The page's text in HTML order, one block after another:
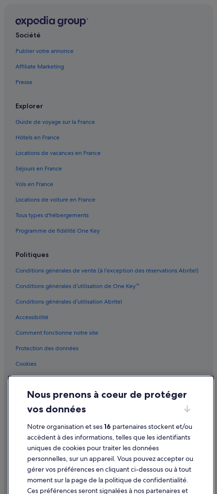
Bonifati : hôtels Hôtels avec parking
Cassano allo Ionio : Palaces
Cassano allo Ionio : Résidences de vacances
Cittadella del Capo : hôtels
Civita : hôtels Hôtels de luxe
Civita : hôtels
Civita : Complexes hôteliers
Diamante : hôtels Hôtels LGBTQIA+ friendly
Diamante : hôtels
Fagnano Castello : Chambres d’hôtes
Fagnano Castello : hôtels
Fagnano Castello : Palaces
Frascineto : hôtels Hôtels pas chers
Grisolia : Complexes hôteliers
Lattarico : hôtels
Maierà : hôtels
Morano Calabro : Résidences de vacances
Mottafollone : Auberges
Mottafollone : hôtels
Orsomarso : Résidences de vacances
Orsomarso : Complexes hôteliers
San Donato di Ninea : Complexes hôteliers
San Marco Argentano : Chambres d’hôtes
Société
Publier votre annonce
Affiliate Marketing
Presse
Explorer
Guide de voyage sur la France
Hôtels en France
Locations de vacances en France
Séjours en France
Vols en France
Locations de voiture en France
Tous types d'hébergements
Programme de fidélité One Key
Politiques
Conditions générales de vente (à l’exception des réservations Abritel)
Conditions générales d’utilisation de One Key™
Conditions générales d’utilisation Abritel
Accessibilité
Comment fonctionne notre site
Protection des données
Cookies
Mentions légales / Nous contacter
Directives de contenu et signalement de contenus
Aide
Assistance
Annuler votre vol
Annuler une réservation d'hôtel ou de location de vacances
Nous prenons à coeur de protéger
vos données
Notre organisation et ses16 partenaires stockent et/ou
accèdent à des informations, telles que les identifiants
uniques de cookies pour traiter les données
personnelles, sur un appareil. Vous pouvez accepter ou
gérer vos préférences en cliquant ci-dessous ou à tout
moment sur la page de la politique de confidentialité.
Ces préférences seront signalées à nos partenaires et